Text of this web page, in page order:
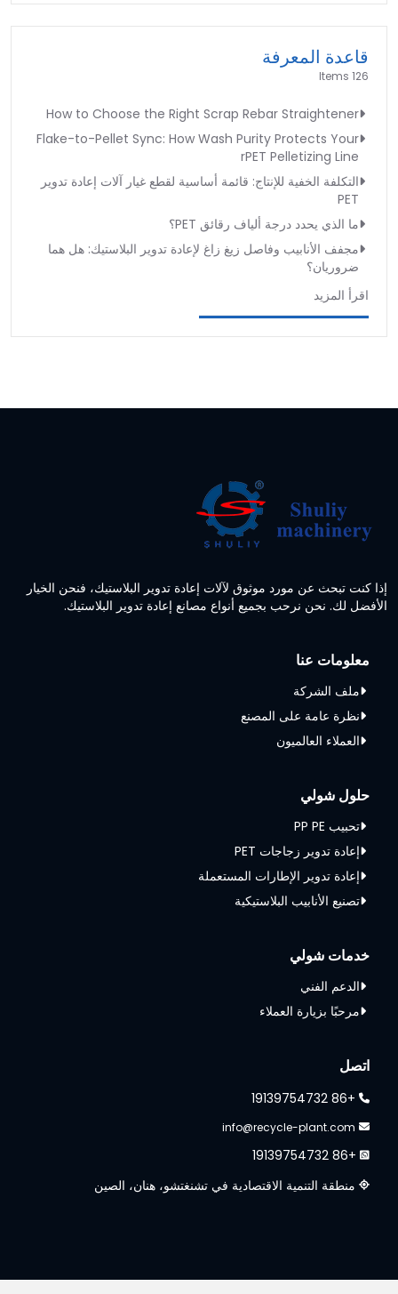
قاعدة المعرفة
126 Items
How to Choose the Right Scrap Rebar Straightener
Flake-to-Pellet Sync: How Wash Purity Protects Your
rPET Pelletizing Line
التكلفة الخفية للإنتاج: قائمة أساسية لقطع غيار آلات إعادة تدوير
PET
ما الذي يحدد درجة ألياف رقائق PET؟
مجفف الأنابيب وفاصل زيغ زاغ لإعادة تدوير البلاستيك: هل هما
ضروريان؟
اقرأ المزيد
إذا كنت تبحث عن مورد موثوق لآلات إعادة تدوير البلاستيك، فنحن الخيار
الأفضل لك. نحن نرحب بجميع أنواع مصانع إعادة تدوير البلاستيك.
معلومات عنا
ملف الشركة
نظرة عامة على المصنع
العملاء العالميون
حلول شولي
تحبيب PP PE
إعادة تدوير زجاجات PET
إعادة تدوير الإطارات المستعملة
تصنيع الأنابيب البلاستيكية
خدمات شولي
الدعم الفني
مرحبًا بزيارة العملاء
اتصل
+86 19139754732
info@recycle-plant.com
+86 19139754732
منطقة التنمية الاقتصادية في تشنغتشو، هنان، الصين